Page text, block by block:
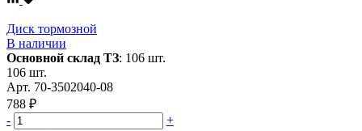
Диск тормозной
В наличии
Основной склад ТЗ: 106 шт.
106 шт.
Арт. 70-3502040-08
788 ₽
-
+